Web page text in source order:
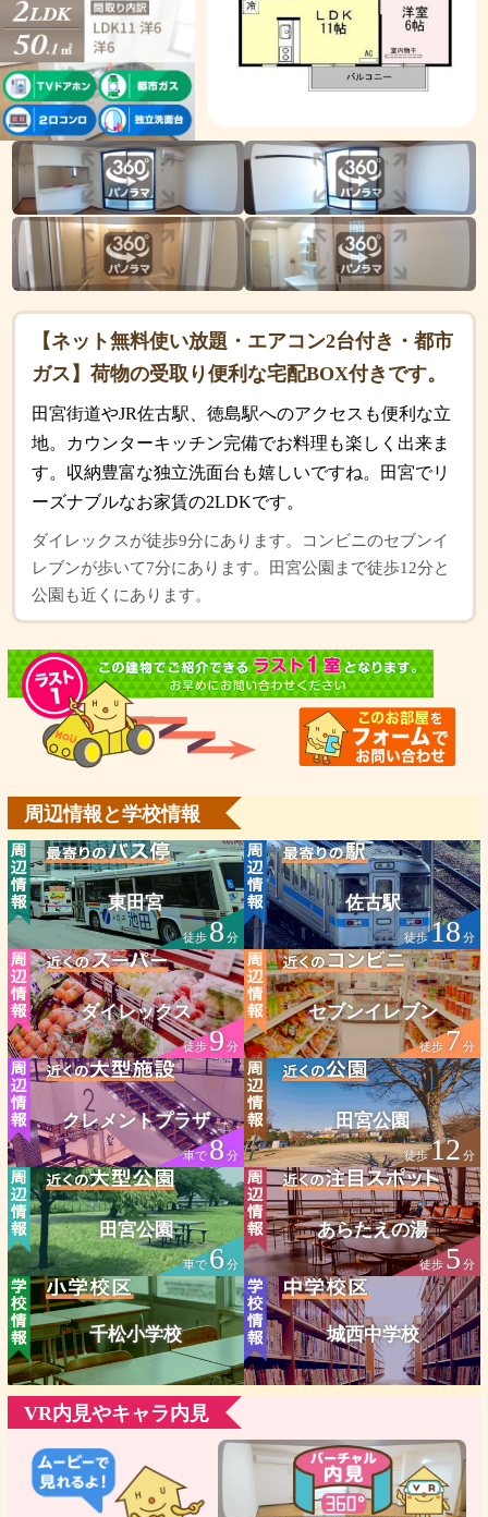
【ネット無料使い放題・エアコン2台付き・都市
ガス】荷物の受取り便利な宅配BOX付きです。
田宮街道やJR佐古駅、徳島駅へのアクセスも便利な立
地。カウンターキッチン完備でお料理も楽しく出来ま
す。収納豊富な独立洗面台も嬉しいですね。田宮でリ
ーズナブルなお家賃の2LDKです。
ダイレックスが徒歩9分にあります。コンビニのセブンイ
レブンが歩いて7分にあります。田宮公園まで徒歩12分と
公園も近くにあります。
周辺情報と学校情報
東田宮
徒歩8分
佐古駅
徒歩18 分
ダイレックス
徒歩9分
セブンイレブン
徒歩7分
クレメントプラザ
車で8分
田宮公園
徒歩12 分
田宮公園
車で6分
あらたえの湯
徒歩5分
千松小学校 城西中学校
VR内見やキャラ内見